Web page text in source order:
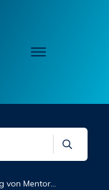
Tag: Entwicklung von Mentorenprogrammen